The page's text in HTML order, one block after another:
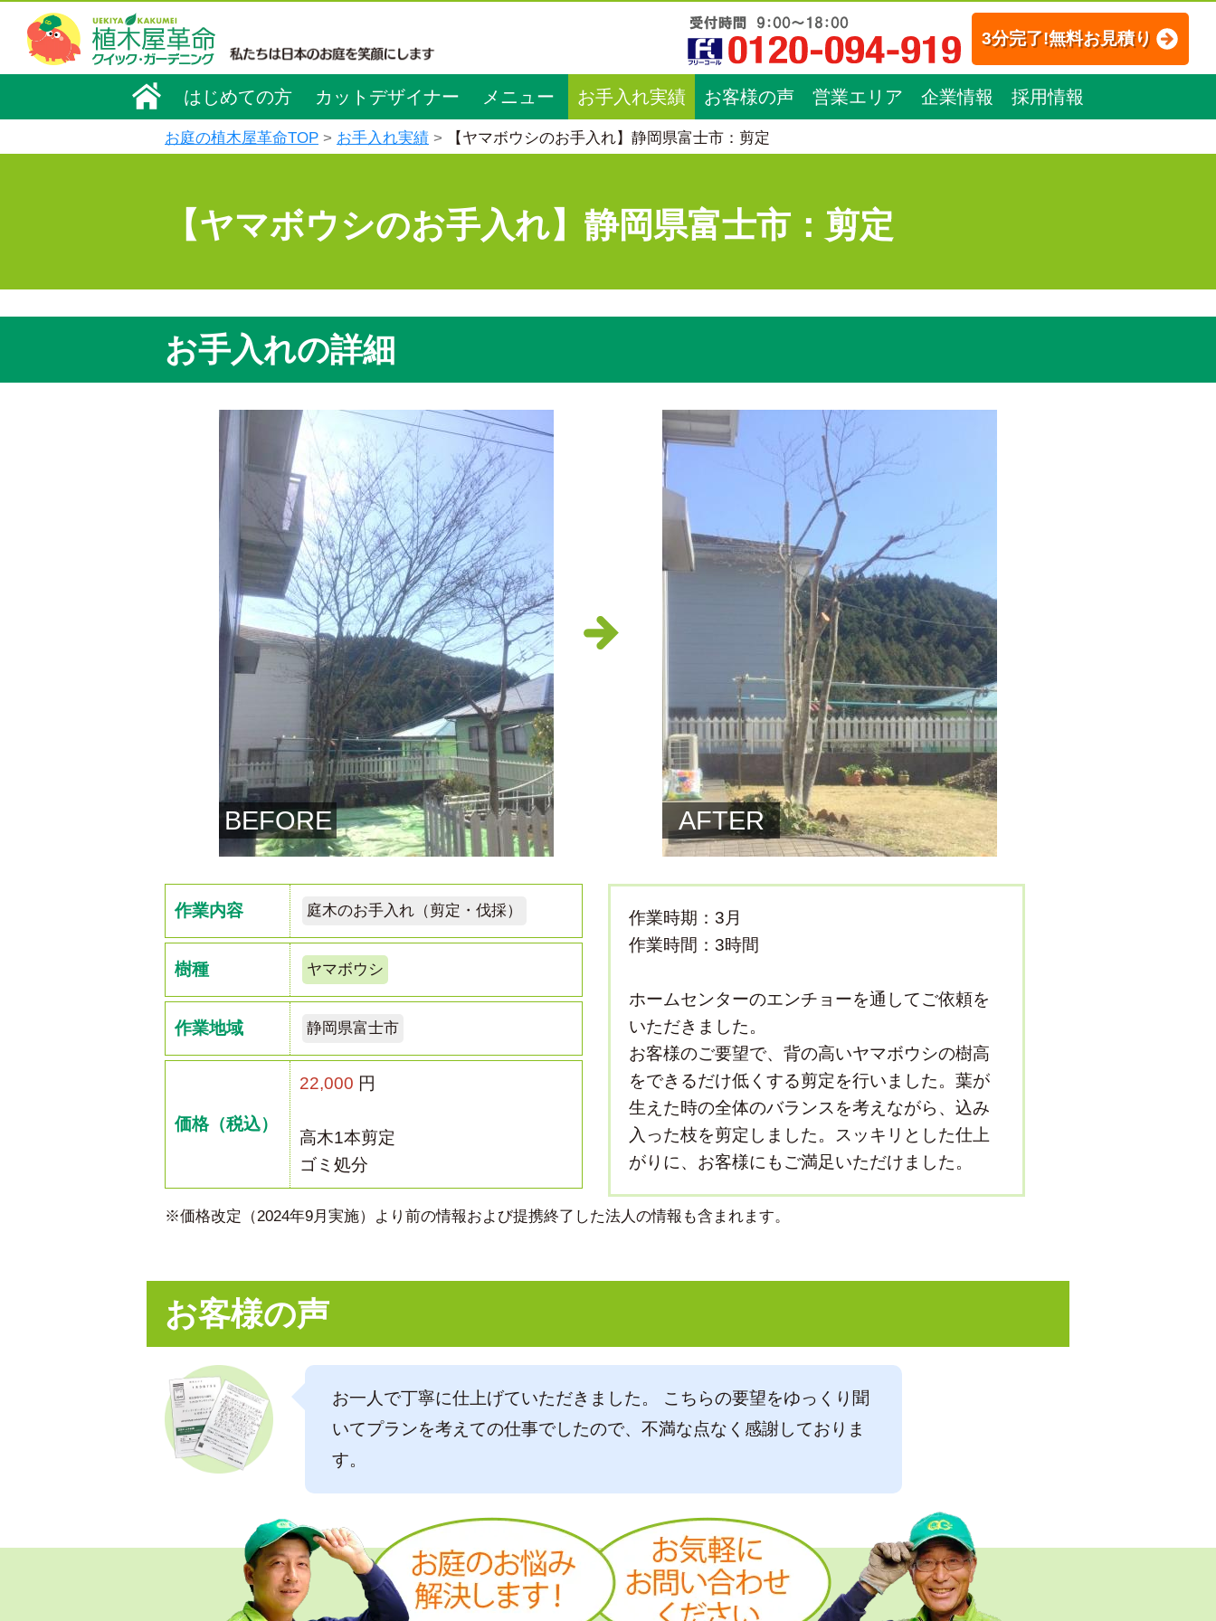
3分完了!無料お見積り
はじめての方 カットデザイナー メニュー お手入れ実績 お客様の声 営業エリア 企業情報 採用情報
お庭の植木屋革命TOP お手入れ実績 【ヤマボウシのお手入れ】静岡県富士市：剪定
【ヤマボウシのお手入れ】静岡県富士市：剪定
お手入れの詳細
BEFORE AFTER
作業内容 庭木のお手入れ（剪定・伐採）
樹種 ヤマボウシ
作業地域 静岡県富士市
価格（税込）
22,000 円
高木1本剪定
ゴミ処分
作業時期：3月
作業時間：3時間
ホームセンターのエンチョーを通してご依頼を
いただきました。
お客様のご要望で、背の高いヤマボウシの樹高
をできるだけ低くする剪定を行いました。葉が
生えた時の全体のバランスを考えながら、込み
入った枝を剪定しました。スッキリとした仕上
がりに、お客様にもご満足いただけました。
※価格改定（2024年9月実施）より前の情報および提携終了した法人の情報も含まれます。
お客様の声
お一人で丁寧に仕上げていただきました。 こちらの要望をゆっくり聞
いてプランを考えての仕事でしたので、不満な点なく感謝しておりま
す。